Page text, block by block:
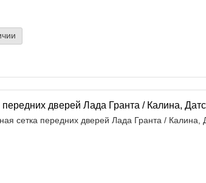
дверей Лада Гранта / Калина,
сетка передних дверей Лада Гранта / Калина,